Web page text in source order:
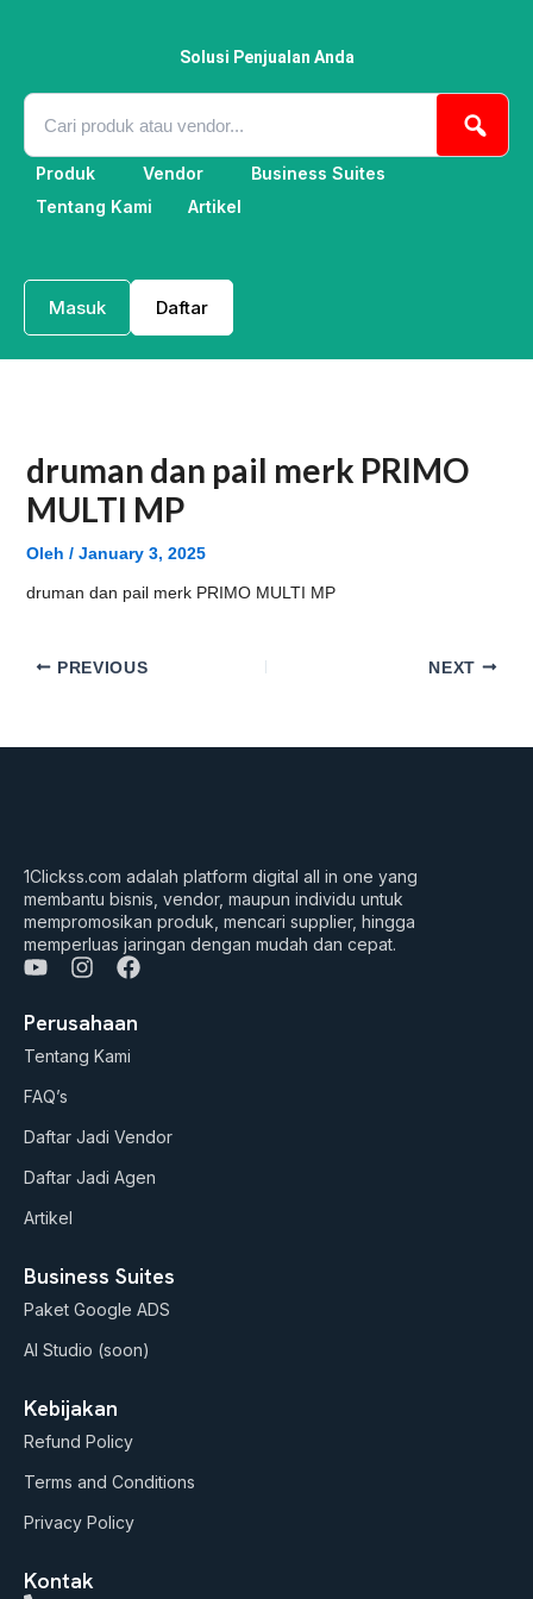
Solusi Penjualan Anda
Produk Vendor
Business Suites
Tentang Kami
Artikel
Masuk Daftar
druman dan pail merk PRIMO
MULTI MP
Oleh / January 3, 2025
druman dan pail merk PRIMO MULTI MP
PREVIOUS NEXT
1Clickss.com adalah platform digital all in one yang
membantu bisnis, vendor, maupun individu untuk
mempromosikan produk, mencari supplier, hingga
memperluas jaringan dengan mudah dan cepat.
Y
u
t
u
b
e
I
s
t
a
a
F
c
e
b
k
Perusahaan
Tentang Kami
FAQ’s
Daftar Jadi Vendor
Daftar Jadi Agen
Artikel
Business Suites
Paket Google ADS
AI Studio (soon)
Kebijakan
Refund Policy
Terms and Conditions
Privacy Policy
Kontak